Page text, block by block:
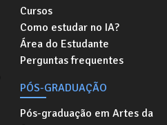
Cursos
Como estudar no IA?
Área do Estudante
Perguntas frequentes
PÓS-GRADUAÇÃO
Pós-graduação em Artes da